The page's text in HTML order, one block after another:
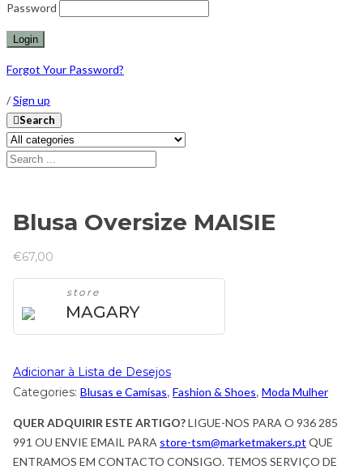
Password
Forgot Your Password?
/Sign up
Search
Blusa Oversize MAISIE
€67,00
store
MAGARY
Adicionar à Lista de Desejos
Categories: Blusas e Camisas, Fashion & Shoes, Moda Mulher
QUER ADQUIRIR ESTE ARTIGO?LIGUE-NOS PARA O 936 285
991 OU ENVIE EMAIL PARA store-tsm@marketmakers.pt QUE
ENTRAMOS EM CONTACTO CONSIGO. TEMOS SERVIÇO DE